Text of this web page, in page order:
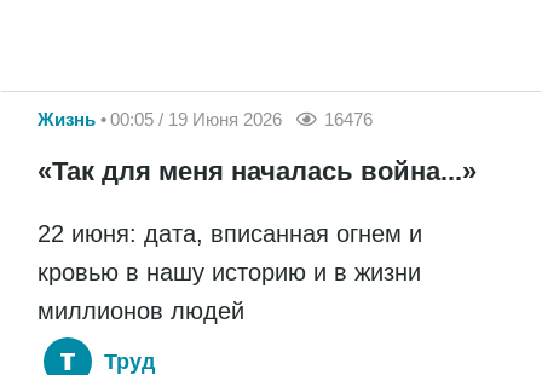
Жизнь 00:05 / 19 Июня 2026 16476
«Так для меня началась война...»
22 июня: дата, вписанная огнем и
кровью в нашу историю и в жизни
миллионов людей
Труд